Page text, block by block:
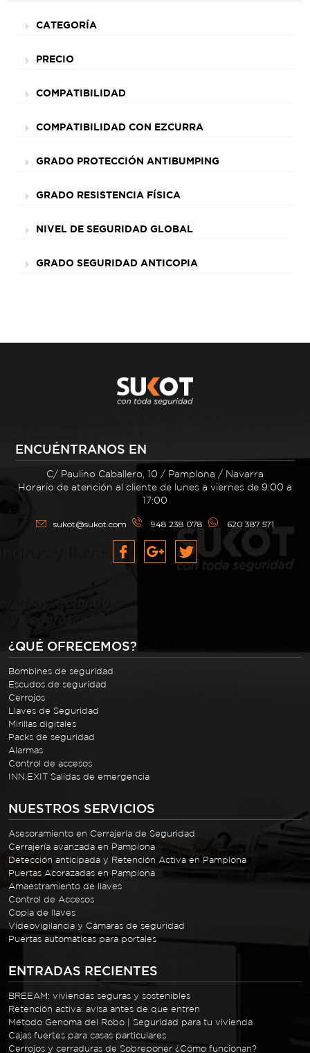
CATEGORÍA
PRECIO
COMPATIBILIDAD
COMPATIBILIDAD CON EZCURRA
GRADO PROTECCIÓN ANTIBUMPING
GRADO RESISTENCIA FÍSICA
NIVEL DE SEGURIDAD GLOBAL
GRADO SEGURIDAD ANTICOPIA
ENCUÉNTRANOS EN
C/ Paulino Caballero, 10 / Pamplona / Navarra
Horario de atención al cliente de lunes a viernes de 9:00 a
17:00
sukot@sukot.com 948 238 078 620 387 571
¿QUÉ OFRECEMOS?
Bombines de seguridad
Escudos de seguridad
Cerrojos
Llaves de Seguridad
Mirillas digitales
Packs de seguridad
Alarmas
Control de accesos
INN.EXIT Salidas de emergencia
NUESTROS SERVICIOS
Asesoramiento en Cerrajería de Seguridad
Cerrajería avanzada en Pamplona
Detección anticipada y Retención Activa en Pamplona
Puertas Acorazadas en Pamplona
Amaestramiento de llaves
Control de Accesos
Copia de llaves
Videovigilancia y Cámaras de seguridad
Puertas automáticas para portales
ENTRADAS RECIENTES
BREEAM: viviendas seguras y sostenibles
Retención activa: avisa antes de que entren
Método Genoma del Robo | Seguridad para tu vivienda
Cajas fuertes para casas particulares
Cerrojos y cerraduras de Sobreponer ¿Cómo funcionan?